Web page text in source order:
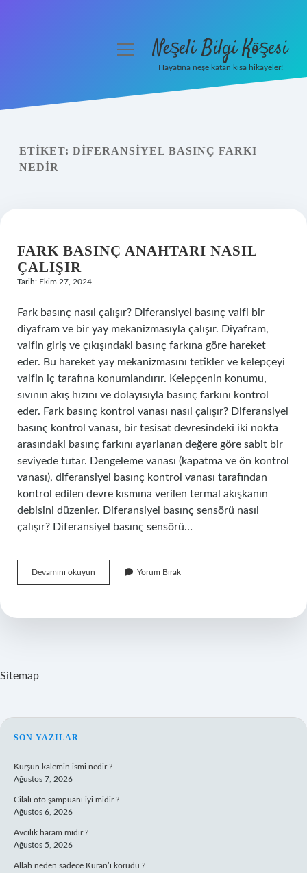
Yasal Uyarı
menüyüNeşeli Bilgi Köşesi
Hayatına neşe katan kısa hikayeler!
ETIKET: DIFERANSIYEL BASINÇ FARKI
NEDIR
FARK BASINÇ ANAHTARI NASIL
ÇALIŞIR
Tarih: Ekim 27, 2024
Fark basınç nasıl çalışır? Diferansiyel basınç valfi bir
diyafram ve bir yay mekanizmasıyla çalışır. Diyafram,
valfin giriş ve çıkışındaki basınç farkına göre hareket
eder. Bu hareket yay mekanizmasını tetikler ve kelepçeyi
valfin iç tarafına konumlandırır. Kelepçenin konumu,
sıvının akış hızını ve dolayısıyla basınç farkını kontrol
eder. Fark basınç kontrol vanası nasıl çalışır? Diferansiyel
basınç kontrol vanası, bir tesisat devresindeki iki nokta
arasındaki basınç farkını ayarlanan değere göre sabit bir
seviyede tutar. Dengeleme vanası (kapatma ve ön kontrol
vanası), diferansiyel basınç kontrol vanası tarafından
kontrol edilen devre kısmına verilen termal akışkanın
debisini düzenler. Diferansiyel basınç sensörü nasıl
çalışır? Diferansiyel basınç sensörü…
Devamını okuyun
Basınç
Çalışır
Yorum Bırak
Sitemap
SIDEBAR
SON YAZILAR
Kurşun kalemin ismi nedir ?
Ağustos 7, 2026
Cilalı oto şampuanı iyi midir ?
Ağustos 6, 2026
Avcılık haram mıdır ?
Ağustos 5, 2026
Allah neden sadece Kuran’ı korudu ?